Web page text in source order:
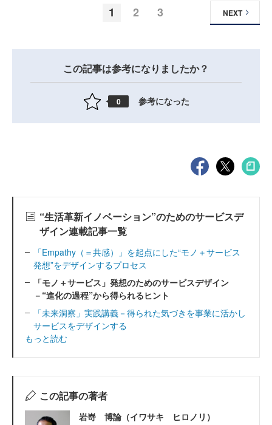
1 2 3 NEXT
この記事は参考になりましたか？
0 参考になった
“生活革新イノベーション”のためのサービスデ
ザイン連載記事一覧
「Empathy（＝共感）」を起点にした“モノ＋サービス
発想”をデザインするプロセス
「モノ＋サービス」発想のためのサービスデザイン
－“進化の過程”から得られるヒント
「未来洞察」実践講義－得られた気づきを事業に活かし
サービスをデザインする
もっと読む
この記事の著者
岩嵜 博論（イワサキ ヒロノリ）